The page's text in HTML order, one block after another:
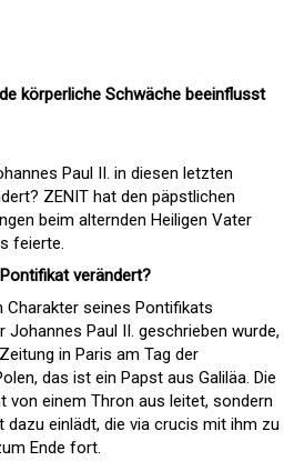
körperliche Schwäche beeinflusst
Paul II. in diesen letzten
ZENIT hat den päpstlichen
beim alternden Heiligen Vater
feierte.
verändert?
Charakter seines Pontifikats
Paul II. geschrieben wurde,
in Paris am Tag der
das ist ein Papst aus Galiläa. Die
von einem Thron aus leitet, sondern
einlädt, die via crucis mit ihm zu
Ende fort.